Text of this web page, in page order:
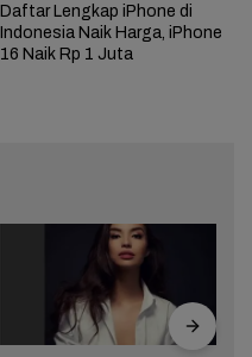
Daftar Lengkap iPhone di
Indonesia Naik Harga, iPhone
16 Naik Rp 1 Juta